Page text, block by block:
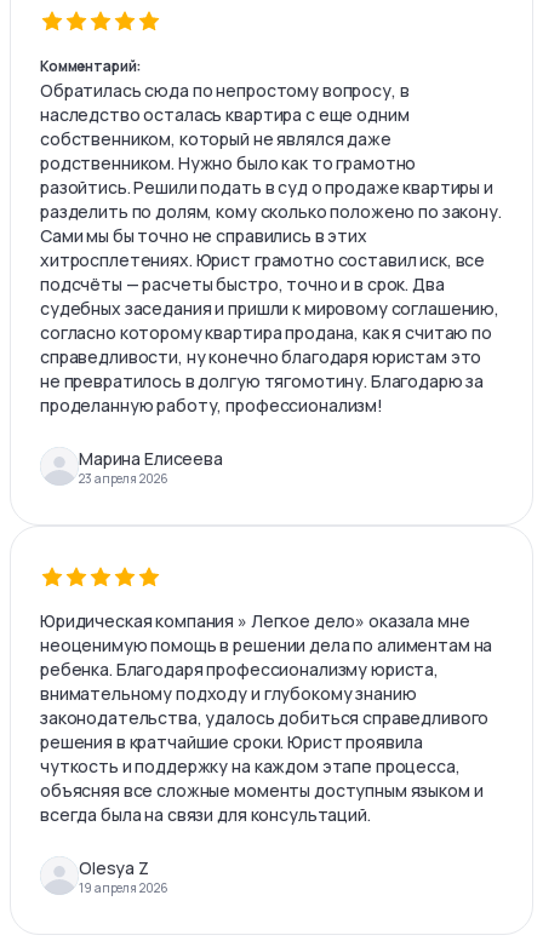
Комментарий:
Обратилась сюда по непростому вопросу, в
наследство осталась квартира с еще одним
собственником, который не являлся даже
родственником. Нужно было как то грамотно
разойтись. Решили подать в суд о продаже квартиры и
разделить по долям, кому сколько положено по закону.
Сами мы бы точно не справились в этих
хитросплетениях. Юрист грамотно составил иск, все
подсчёты — расчеты быстро, точно и в срок. Два
судебных заседания и пришли к мировому соглашению,
согласно которому квартира продана, как я считаю по
справедливости, ну конечно благодаря юристам это
не превратилось в долгую тягомотину. Благодарю за
проделанную работу, профессионализм!
Марина Елисеева
23 апреля 2026
Юридическая компания » Легкое дело» оказала мне
неоценимую помощь в решении дела по алиментам на
ребенка. Благодаря профессионализму юриста,
внимательному подходу и глубокому знанию
законодательства, удалось добиться справедливого
решения в кратчайшие сроки. Юрист проявила
чуткость и поддержку на каждом этапе процесса,
объясняя все сложные моменты доступным языком и
всегда была на связи для консультаций.
Olesya Z
19 апреля 2026